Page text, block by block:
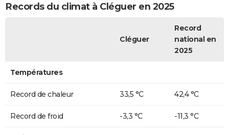
Records du climat à Cléguer en 2025
Cléguer
Record
national en
2025
Températures
Record de chaleur 33,5 °C 42,4 °C
Record de froid -3,3 °C -11,3 °C